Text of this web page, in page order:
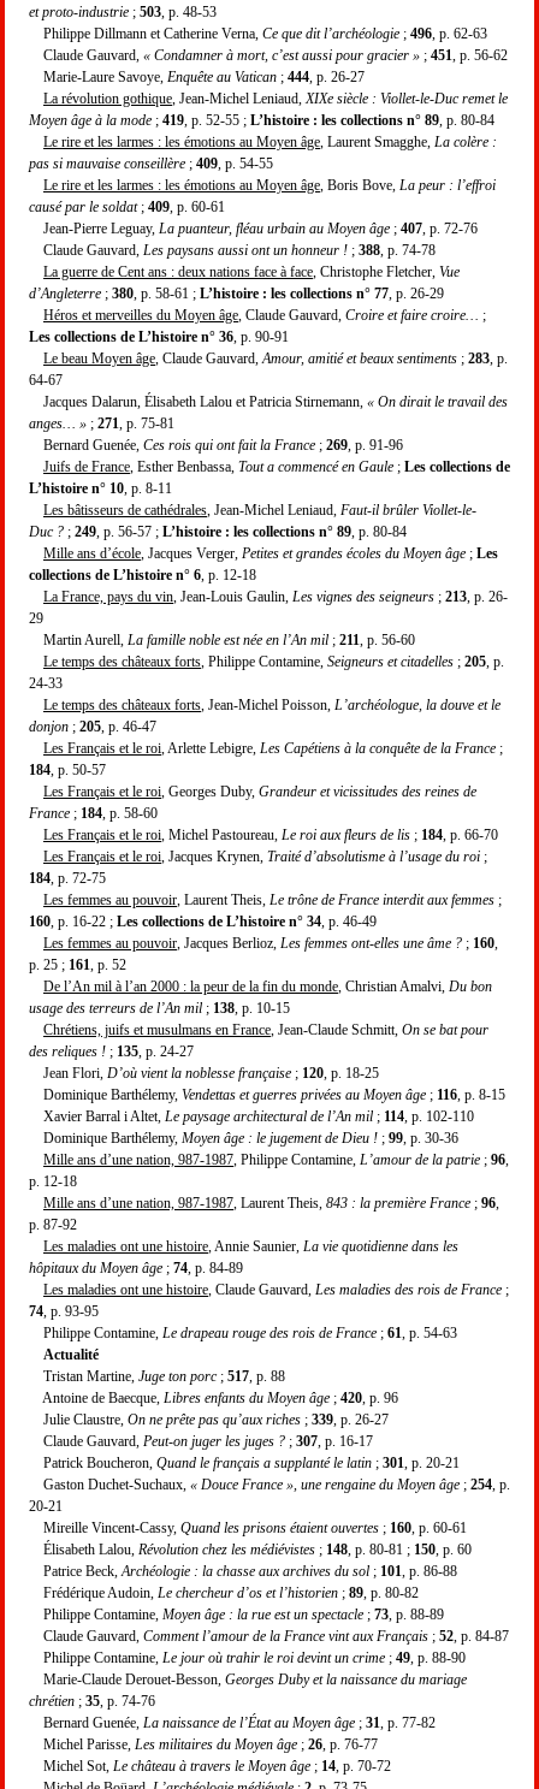
et proto-industrie ; 503 , p. 48-53
Philippe Dillmann et Catherine Verna, Ce que dit l’archéologie ; 496 , p. 62-63
Claude Gauvard, « Condamner à mort, c’est aussi pour gracier » ; 451 , p. 56-62
Marie-Laure Savoye, Enquête au Vatican ; 444 , p. 26-27
La révolution gothique , Jean-Michel Leniaud, XIXe siècle : Viollet-le-Duc remet le
Moyen âge à la mode ; 419 , p. 52-55 ; L’histoire : les collections n° 89 , p. 80-84
Le rire et les larmes : les émotions au Moyen âge , Laurent Smagghe, La colère :
pas si mauvaise conseillère ; 409 , p. 54-55
Le rire et les larmes : les émotions au Moyen âge , Boris Bove, La peur : l’effroi
causé par le soldat; 409 , p. 60-61
Jean-Pierre Leguay, La puanteur, fléau urbain au Moyen âge ; 407 , p. 72-76
Claude Gauvard, Les paysans aussi ont un honneur ! ; 388 , p. 74-78
La guerre de Cent ans : deux nations face à face , Christophe Fletcher, Vue
d’Angleterre ; 380 , p. 58-61 ; L’histoire : les collections n° 77 , p. 26-29
Héros et merveilles du Moyen âge , Claude Gauvard, Croire et faire croire…
;
Les collections de L’histoire n° 36 , p. 90-91
Le beau Moyen âge , Claude Gauvard, Amour, amitié et beaux sentiments ; 283 , p.
64-67
Jacques Dalarun, Élisabeth Lalou et Patricia Stirnemann, « On dirait le travail des
anges… » ; 271 , p. 75-81
Bernard Guenée, Ces rois qui ont fait la France ; 269 , p. 91-96
Juifs de France , Esther Benbassa, Tout a commencé en Gaule ; Les collections de
L’histoire n° 10 , p. 8-11
Les bâtisseurs de cathédrales , Jean-Michel Leniaud, Faut-il brûler Viollet-le-
Duc ? ; 249 , p. 56-57 ; L’histoire : les collections n° 89 , p. 80-84
Mille ans d’école , Jacques Verger, Petites et grandes écoles du Moyen âge ; Les
collections de L’histoire n° 6 , p. 12-18
La France, pays du vin , Jean-Louis Gaulin, Les vignes des seigneurs ; 213 , p. 26-
29
Martin Aurell, La famille noble est née en l’An mil ; 211 , p. 56-60
Le temps des châteaux forts , Philippe Contamine, Seigneurs et citadelles ; 205 , p.
24-33
Le temps des châteaux forts , Jean-Michel Poisson, L’archéologue, la douve et le
donjon ; 205 , p. 46-47
Les Français et le roi , Arlette Lebigre, Les Capétiens à la conquête de la France ;
184 , p. 50-57
Les Français et le roi , Georges Duby, Grandeur et vicissitudes des reines de
France ; 184 , p. 58-60
Les Français et le roi , Michel Pastoureau, Le roi aux fleurs de lis ; 184 , p. 66-70
Les Français et le roi , Jacques Krynen, Traité d’absolutisme à l’usage du roi ;
184 , p. 72-75
Les femmes au pouvoir , Laurent Theis, Le trône de France interdit aux femmes ;
160 , p. 16-22 ; Les collections de L’histoire n° 34 , p. 46-49
Les femmes au pouvoir , Jacques Berlioz, Les femmes ont-elles une âme ? ; 160
p. 25 ; 161 , p. 52
De l’An mil à l’an 2000 : la peur de la fin du monde , Christian Amalvi, Du bon
usage des terreurs de l’An mil ; 138 , p. 10-15
Chrétiens, juifs et musulmans en France , Jean-Claude Schmitt, On se bat pour
des reliques ! ; 135 , p. 24-27
Jean Flori, D’où vient la noblesse française ; 120 , p. 18-25
Dominique Barthélemy, Vendettas et guerres privées au Moyen âge ; 116 , p. 8-15
Xavier Barral i Altet, Le paysage architectural de l’An mil ; 114 , p. 102-110
Dominique Barthélemy, Moyen âge : le jugement de Dieu ! ; 99 , p. 30-36
Mille ans d’une nation, 987-1987 , Philippe Contamine, L’amour de la patrie ; 96
p. 12-18
Mille ans d’une nation, 987-1987 , Laurent Theis, 843 : la première France ; 96
p. 87-92
Les maladies ont une histoire , Annie Saunier, La vie quotidienne dans les
hôpitaux du Moyen âge ; 74 , p. 84-89
Les maladies ont une histoire , Claude Gauvard, Les maladies des rois de France ;
74 , p. 93-95
Philippe Contamine, Le drapeau rouge des rois de France ; 61 , p. 54-63
Actualité
Tristan Martine, Juge ton porc; 517 , p. 88
Antoine de Baecque, Libres enfants du Moyen âge ; 420 , p. 96
Julie Claustre, On ne prête pas qu’aux riches ; 339 , p. 26-27
Claude Gauvard, Peut-on juger les juges ? ; 307 , p. 16-17
Patrick Boucheron, Quand le français a supplanté le latin ; 301 , p. 20-21
Gaston Duchet-Suchaux, « Douce France », une rengaine du Moyen âge ; 254 , p.
20-21
Mireille Vincent-Cassy, Quand les prisons étaient ouvertes ; 160 , p. 60-61
Élisabeth Lalou, Révolution chez les médiévistes ; 148 , p. 80-81 ; 150 , p. 60
Patrice Beck, Archéologie : la chasse aux archives du sol ; 101 , p. 86-88
Frédérique Audoin, Le chercheur d’os et l’historien ; 89 , p. 80-82
Philippe Contamine, Moyen âge : la rue est un spectacle ; 73 , p. 88-89
Claude Gauvard, Comment l’amour de la France vint aux Français ; 52 , p. 84-87
Philippe Contamine, Le jour où trahir le roi devint un crime ; 49 , p. 88-90
Marie-Claude Derouet-Besson, Georges Duby et la naissance du mariage
chrétien ; 35 , p. 74-76
Bernard Guenée, La naissance de l’État au Moyen âge ; 31 , p. 77-82
Michel Parisse, Les militaires du Moyen âge ; 26 , p. 76-77
Michel Sot, Le château à travers le Moyen âge ; 14 , p. 70-72